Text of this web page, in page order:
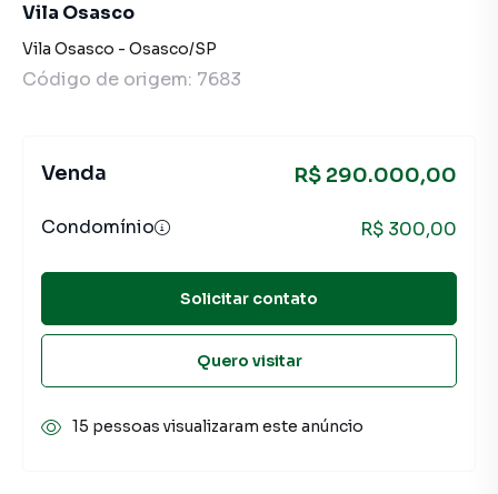
Vila Osasco
Vila Osasco - Osasco/SP
Código de origem: 7683
Venda R$ 290.000,00
Condomínio R$ 300,00
Solicitar contato
Quero visitar
15 pessoas visualizaram este anúncio